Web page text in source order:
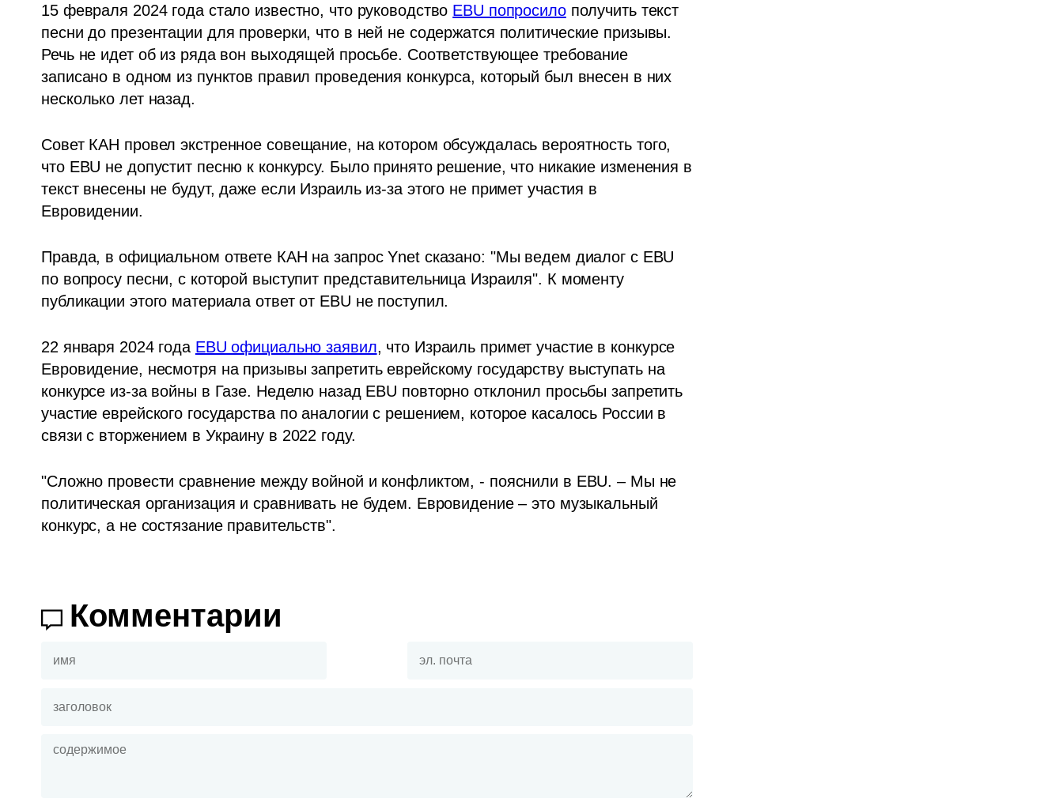
15 февраля 2024 года стало известно, что руководство EBU попросило получить текст
песни до презентации для проверки, что в ней не содержатся политические призывы.
Речь не идет об из ряда вон выходящей просьбе. Соответствующее требование
записано в одном из пунктов правил проведения конкурса, который был внесен в них
несколько лет назад.
Совет КАН провел экстренное совещание, на котором обсуждалась вероятность того,
что EBU не допустит песню к конкурсу. Было принято решение, что никакие изменения в
текст внесены не будут, даже если Израиль из-за этого не примет участия в
Евровидении.
Правда, в официальном ответе КАН на запрос Ynet сказано: "Мы ведем диалог с EBU
по вопросу песни, с которой выступит представительница Израиля". К моменту
публикации этого материала ответ от EBU не поступил.
22 января 2024 года EBU официально заявил, что Израиль примет участие в конкурсе
Евровидение, несмотря на призывы запретить еврейскому государству выступать на
конкурсе из-за войны в Газе. Неделю назад EBU повторно отклонил просьбы запретить
участие еврейского государства по аналогии с решением, которое касалось России в
связи с вторжением в Украину в 2022 году.
"Сложно провести сравнение между войной и конфликтом, - пояснили в EBU. – Мы не
политическая организация и сравнивать не будем. Евровидение – это музыкальный
конкурс, а не состязание правительств".
Комментарии